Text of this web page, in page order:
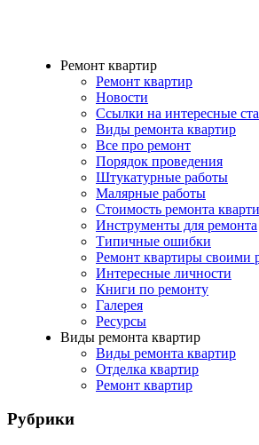
Ремонт квартир
Ремонт квартир
Новости
Ссылки на интересные
Виды ремонта квартир
Все про ремонт
Порядок проведения
Штукатурные работы
Малярные работы
Стоимость ремонта
Инструменты для ремонта
Типичные ошибки
Ремонт квартиры своими
Интересные личности
Книги по ремонту
Галерея
Ресурсы
Виды ремонта квартир
Виды ремонта квартир
Отделка квартир
Ремонт квартир
Рубрики